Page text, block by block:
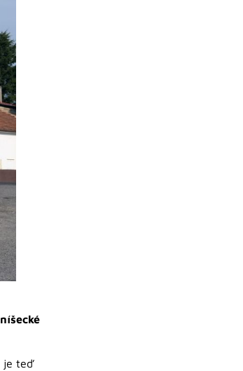
je teď